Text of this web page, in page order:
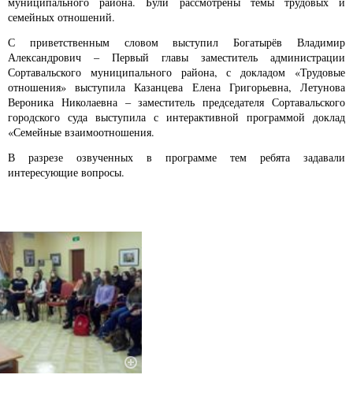
семейных отношений.
С приветственным словом выступил Богатырёв Владимир
Александрович – Первый главы заместитель администрации
Сортавальского муниципального района, с докладом «Трудовые
отношения» выступила Казанцева Елена Григорьевна, Летунова
Вероника Николаевна – заместитель председателя Сортавальского
городского суда выступила с интерактивной программой доклад
«Семейные взаимоотношения.
В разрезе озвученных в программе тем ребята задавали
интересующие вопросы.